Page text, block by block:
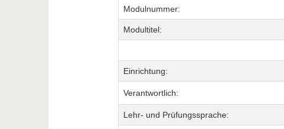
Modulnummer:
Modultitel:
Einrichtung:
Verantwortlich:
Lehr- und Prüfungssprache: